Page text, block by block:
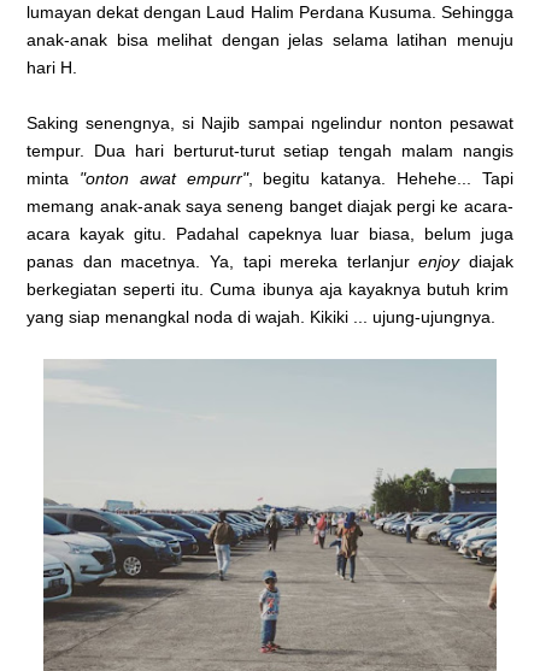
lumayan dekat dengan Laud Halim Perdana Kusuma. Sehingga
anak-anak bisa melihat dengan jelas selama latihan menuju
hari H.
Saking senengnya, si Najib sampai ngelindur nonton pesawat
tempur. Dua hari berturut-turut setiap tengah malam nangis
minta "onton awat empurr", begitu katanya. Hehehe... Tapi
memang anak-anak saya seneng banget diajak pergi ke acara-
acara kayak gitu. Padahal capeknya luar biasa, belum juga
panas dan macetnya. Ya, tapi mereka terlanjurenjoydiajak
berkegiatan seperti itu. Cuma ibunya aja kayaknya butuh krim
yang siap menangkal noda di wajah. Kikiki ... ujung-ujungnya.